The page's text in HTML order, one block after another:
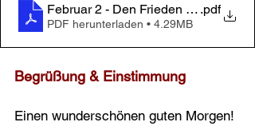
Februar 2 - Den Frieden muss man
.pdf
PDF herunterladen • 4.29MB
Begrüßung & Einstimmung
Einen wunderschönen guten Morgen!